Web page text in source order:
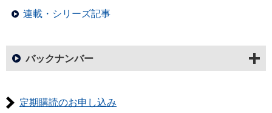
連載・シリーズ記事
バックナンバー
定期購読のお申し込み